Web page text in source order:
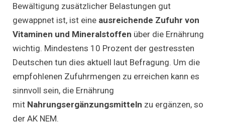
Bewältigung zusätzlicher Belastungen gut
gewappnet ist, ist eine ausreichende Zufuhr von
Vitaminen und Mineralstoffen über die Ernährung
wichtig. Mindestens 10 Prozent der gestressten
Deutschen tun dies aktuell laut Befragung. Um die
empfohlenen Zufuhrmengen zu erreichen kann es
sinnvoll sein, die Ernährung
mit Nahrungsergänzungsmitteln zu ergänzen, so
der AK NEM.